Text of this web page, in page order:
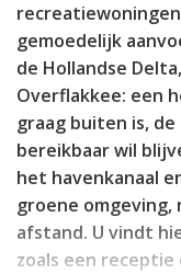
gemoedelijk
de Hollandse
Overflakkee: een
graag buiten is,
bereikbaar wil
het havenkanaal
groene
afstand. U vindt
zoals een